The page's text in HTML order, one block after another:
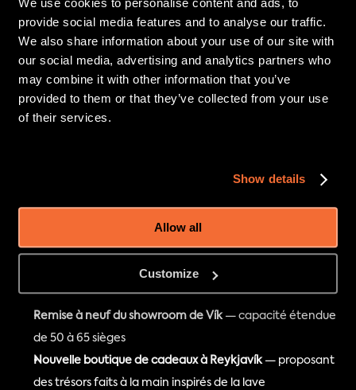
provide social media features and to analyse our traffic.
We also share information about your use of our site with
our social media, advertising and analytics partners who
may combine it with other information that you’ve
provided to them or that they’ve collected from your use
of their services.
Show details
Allow all
Customize
travers l'Amérique du Nord. La participation de Lava Show
met en avant l'identité volcanique de l'Islande et la
touristique mondiale.
Les jalons du Lava Show
Viator Experience Award 2025
des meilleures attractions mondiales
Tripadvisor Traveller’s Choice Best of the Best 2025
top 0,1 % mondial
Remise à neuf du showroom de Vík — capacité étendue
de 50 à 65 sièges
Nouvelle boutique de cadeaux à Reykjavík — proposant
des trésors faits à la main inspirés de la lave